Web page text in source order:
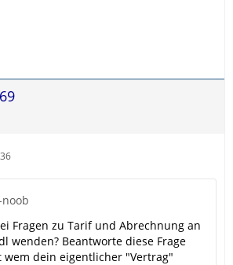
Fragen zu Tarif und Abrechnung an
wenden? Beantworte diese Frage
dein eigentlicher "Vertrag"